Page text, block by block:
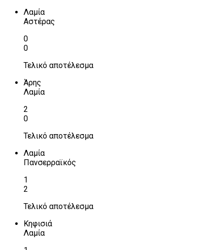
Λαμία
Αστέρας
0
0
Τελικό αποτέλεσμα
Άρης
Λαμία
2
0
Τελικό αποτέλεσμα
Λαμία
Πανσερραϊκός
1
2
Τελικό αποτέλεσμα
Κηφισιά
Λαμία